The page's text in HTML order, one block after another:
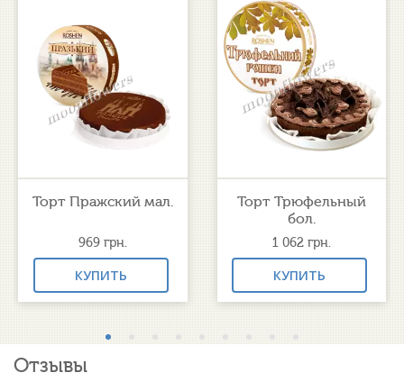
Торт Пражский мал.
969 грн.
КУПИТЬ
Торт Трюфельный
бол.
1 062 грн.
КУПИТЬ
Отзывы